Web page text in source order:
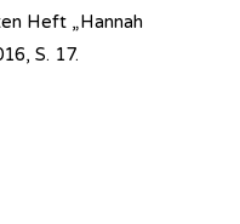
Heft „Hannah
S. 17.